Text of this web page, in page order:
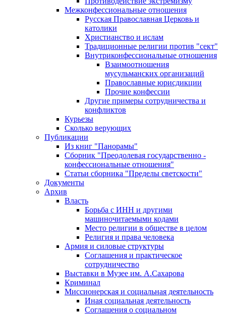
Межконфессиональные отношения
Русская Православная Церковь и
католики
Христианство и ислам
Традиционные религии против "сект"
Внутриконфессиональные отношения
Взаимоотношения
мусульманских организаций
Православные юрисдикции
Прочие конфессии
Другие примеры сотрудничества и
конфликтов
Курьезы
Сколько верующих
Публикации
Из книг "Панорамы"
Сборник "Преодолевая государственно -
конфессиональные отношения"
Статьи сборника "Пределы светскости"
Документы
Архив
Власть
Борьба с ИНН и другими
машиночитаемыми кодами
Место религии в обществе в целом
Религия и права человека
Армия и силовые структуры
Соглашения и практическое
сотрудничество
Выставки в Музее им. А.Сахарова
Криминал
Миссионерская и социальная деятельность
Иная социальная деятельность
Соглашения о социальном